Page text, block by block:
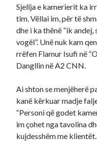
Sjellja e kamerierit ka
tim. Vëllai im, për të
dhe i ka thënë “ik
vogël”. Unë nuk kam
rrëfen Flamur Isufi në
Dangllin në A2 CNN.
Ai shton se menjëherë
kanë kërkuar madje
“Personi që godet
im çohet nga tavolina
kujdesshëm me